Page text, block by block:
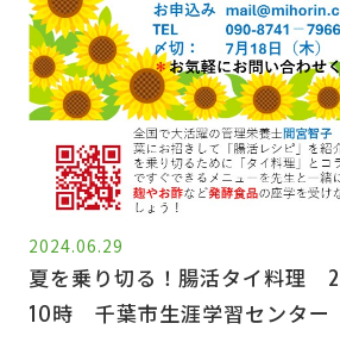
2024.06.29
夏を乗り切る！腸活タイ料理
10時 千葉市生涯学習センター